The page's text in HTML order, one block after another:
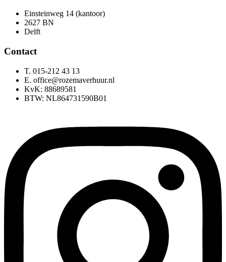
Einsteinweg 14 (kantoor)
2627 BN
Delft
Contact
T. 015-212 43 13
E. office@rozemaverhuur.nl
KvK: 88689581
BTW: NL864731590B01